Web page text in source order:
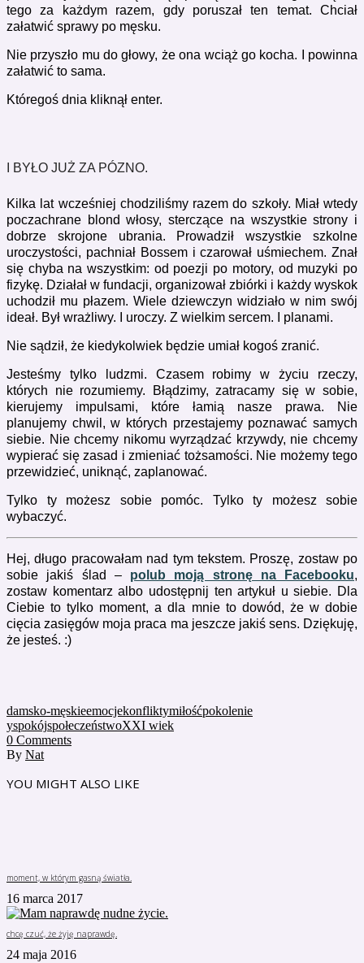
tego za każdym razem, gdy poruszał ten temat. Chciał
załatwić sprawy po męsku.
Nie przyszło mu do głowy, że ona wciąż go kocha. I powinna
załatwić to sama.
Któregoś dnia kliknął enter.
I BYŁO JUŻ ZA PÓZNO.
Kilka lat wcześniej chodziliśmy razem do szkoły. Miał wtedy
poczachrane blond włosy, sterczące na wszystkie strony i
dobrze skrojone ubrania. Prowadził wszystkie szkolne
uroczystości, pachniał Bossem i czarował uśmiechem. Znał
się chyba na wszystkim: od poezji po motory, od muzyki po
fizykę. Działał w fundacji, organizował zbiórki i każdy wyskok
uchodził mu płazem. Wiele dziewczyn widziało w nim swój
ideał. Był wrażliwy. I uroczy. Z wielkim sercem. I planami.
Nie sądził, że kiedykolwiek będzie umiał kogoś zranić.
Jesteśmy tylko ludzmi. Czasem robimy w życiu rzeczy,
których nie rozumiemy. Błądzimy, zatracamy się w sobie,
kierujemy impulsami, które łamią nasze prawa. Nie
planujemy chwil, w których przestajemy poznawać samych
siebie. Nie chcemy nikomu wyrządzać krzywdy, nie chcemy
wypierać się zasad i zmieniać tożsamości. Nie możemy tego
przewidzieć, uniknąć, zaplanować.
Tylko ty możesz sobie pomóc. Tylko ty możesz sobie
wybaczyć.
Hej, długo pracowałam nad tym tekstem. Proszę, zostaw po
sobie jakiś ślad – polub moją stronę na Facebooku,
zostaw komentarz albo udostępnij ten artykuł u siebie. Dla
Ciebie to tylko moment, a dla mnie to dowód, że w dobie
cięcia zasięgów moja praca ma jeszcze jakiś sens. Dziękuję,
że jesteś. :)
damsko-męskieemocjekonfliktymiłośćpokolenie
yspokójspołeczeństwoXXI wiek
0 Comments
By Nat
YOU MIGHT ALSO LIKE
moment, w którym gasną światła.
16 marca 2017
chcę czuć, że żyję naprawdę.
24 maja 2016